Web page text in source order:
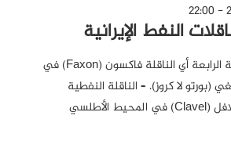
النفط الإيرانية
– رست الناقلة النفطية الرابعة أي الناقلة فاكسون (Faxon) في
(بورتو لا كروز). – الناقلة النفطية
الخامسة أي الناقلة كلافل (Clavel) في المحيط الأطلسي